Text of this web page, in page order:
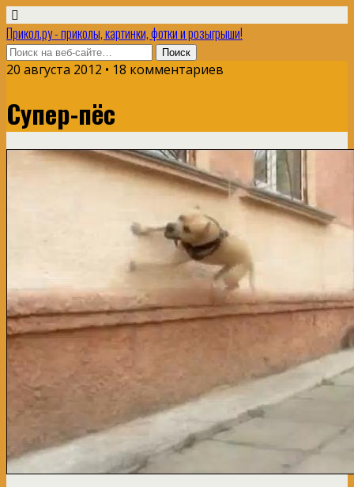
Прикол.ру - приколы, картинки, фотки и розыгрыши!
20 августа 2012 • 18 комментариев
Супер-пёс